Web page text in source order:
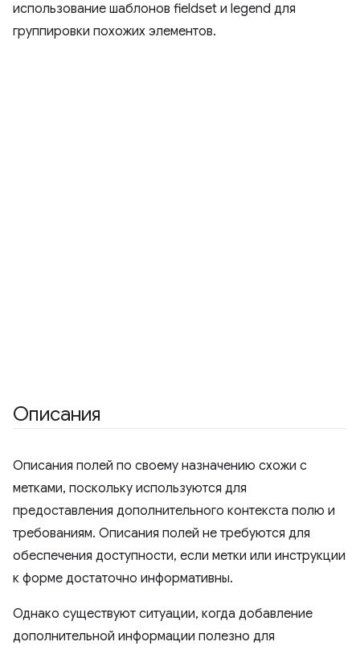
использование шаблонов fieldset и legend для
группировки похожих элементов.
Описания
Описания полей по своему назначению схожи с
метками, поскольку используются для
предоставления дополнительного контекста полю и
требованиям. Описания полей не требуются для
обеспечения доступности, если метки или инструкции
к форме достаточно информативны.
Однако существуют ситуации, когда добавление
дополнительной информации полезно для